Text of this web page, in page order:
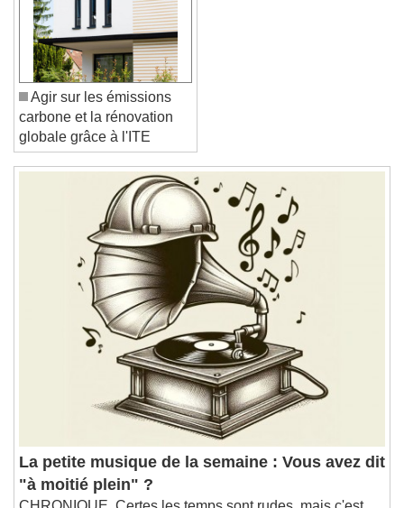
Text Edge Style
Font Family
Reset
Done
End of dialog window.
Agir sur les émissions
carbone et la rénovation
globale grâce à l'ITE
La petite musique de la semaine : Vous avez dit
"à moitié plein" ?